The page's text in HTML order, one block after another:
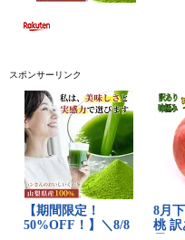
スポンサーリンク